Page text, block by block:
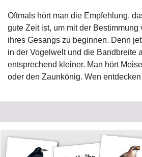
Oftmals hört man die Empfehlung,
gute Zeit ist, um mit der Bestimmung
ihres Gesangs zu beginnen. Denn
in der Vogelwelt und die Bandbreite
entsprechend kleiner. Man hört
oder den Zaunkönig. Wen